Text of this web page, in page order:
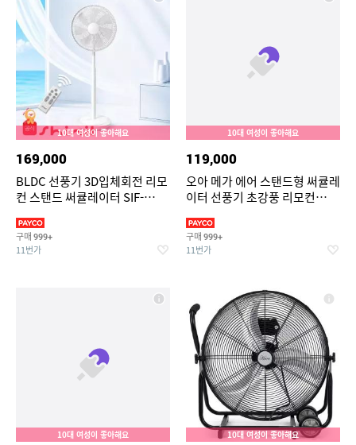
10대 여성이 좋아해요
169,000
BLDC 선풍기 3D입체회전 리모
컨 스탠드 써큘레이터 SIF-
구매 999+
11번가
10대 여성이 좋아해요
119,000
오아 메가 에어 스탠드형 써큘레
이터 선풍기 초강풍 리모컨
용 서큘레이터
구매 999+
11번가
10대 여성이 좋아해요 10대 여성이 좋아해요